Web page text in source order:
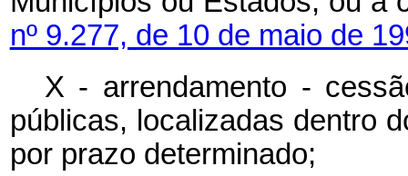
nº 9.277, de 10 de maio de
X - arrendamento -
públicas, localizadas dentro
por prazo determinado;